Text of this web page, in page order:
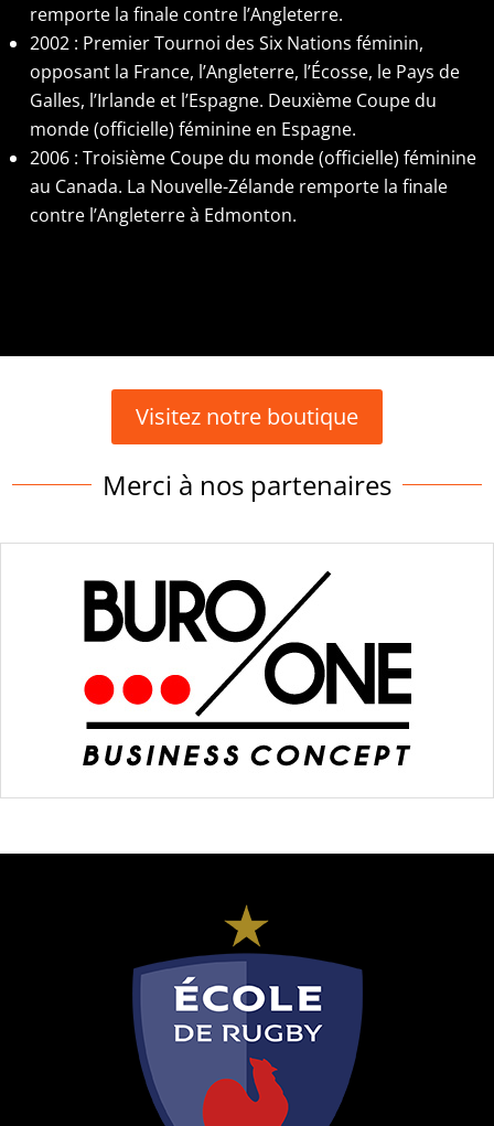
remporte la finale contre l’Angleterre.
2002 : Premier Tournoi des Six Nations féminin,
opposant la France, l’Angleterre, l’Écosse, le Pays de
Galles, l’Irlande et l’Espagne. Deuxième Coupe du
monde (officielle) féminine en Espagne.
2006 : Troisième Coupe du monde (officielle) féminine
au Canada. La Nouvelle-Zélande remporte la finale
contre l’Angleterre à Edmonton.
Visitez notre boutique
Merci à nos partenaires